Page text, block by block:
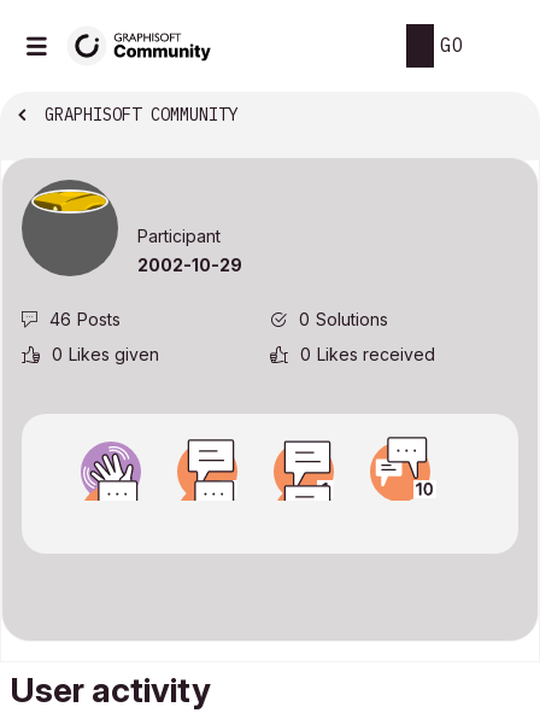
GO
GRAPHISOFT COMMUNITY
Participant
‎2002-10-29
46 Posts 0 Solutions
0 Likes given 0 Likes received
User activity